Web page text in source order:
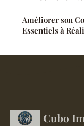
Améliorer son
Essentiels à
Cubo